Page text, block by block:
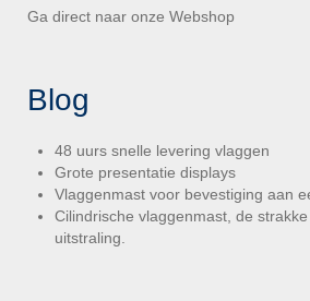
Ga direct naar onze Webshop
Blog
48 uurs snelle levering vlaggen
Grote presentatie displays
Vlaggenmast voor bevestiging aan
Cilindrische vlaggenmast, de
uitstraling.